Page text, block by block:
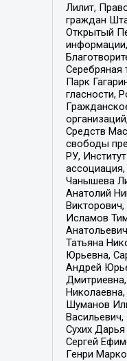
Лилит,
граждан
Открытый
Серебряная
Парк
гласности,
Средств
свободы
РУ,
Чанышева
Анатолий
Исламов
Татьяна
Юрьевна,
Андрей
Шуманов
Сухих
Сергей
Генри